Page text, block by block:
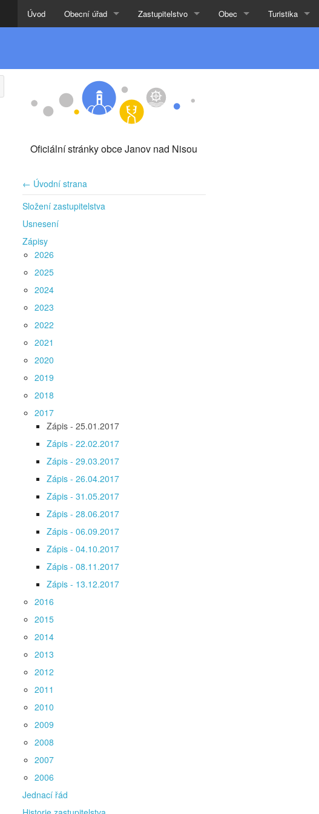
Úvod Obecní úřad Zastupitelstvo Obec Turistika
Oficiální stránky obce Janov nad Nisou
← Úvodní strana
Složení zastupitelstva
Usnesení
Zápisy
2026
2025
2024
2023
2022
2021
2020
2019
2018
2017
Zápis - 25.01.2017
Zápis - 22.02.2017
Zápis - 29.03.2017
Zápis - 26.04.2017
Zápis - 31.05.2017
Zápis - 28.06.2017
Zápis - 06.09.2017
Zápis - 04.10.2017
Zápis - 08.11.2017
Zápis - 13.12.2017
2016
2015
2014
2013
2012
2011
2010
2009
2008
2007
2006
Jednací řád